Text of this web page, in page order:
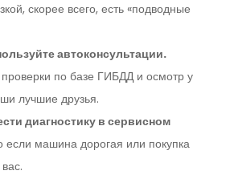
скорее всего, есть «подводные
автоконсультации.
по базе ГИБДД и осмотр у
лучшие друзья.
диагностику в сервисном
если машина дорогая или покупка